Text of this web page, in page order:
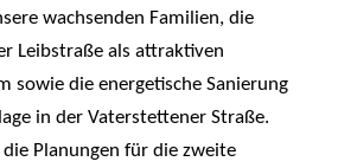
wachsenden Familien, die
Leibstraße als attraktiven
sowie die energetische Sanierung
in der Vaterstettener Straße.
Planungen für die zweite